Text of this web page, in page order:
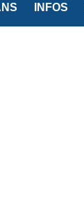
INFOS